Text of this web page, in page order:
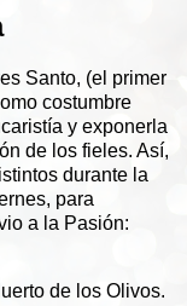
Santo, (el primer
costumbre
y exponerla
de los fieles. Así,
durante la
para
a la Pasión:
de los Olivos.